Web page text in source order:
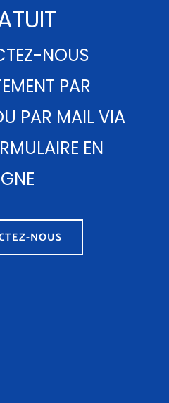
NOUS
PAR
PAR MAIL VIA
EN
NOUS